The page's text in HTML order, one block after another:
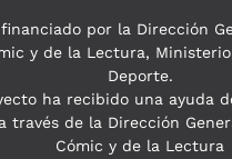
por la Dirección
y de la Lectura,
Deporte.
ha recibido una ayuda
través de la Dirección
Cómic y de la Lectura